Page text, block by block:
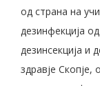
од страна на
дезинфекција
дезинсекција и
здравје